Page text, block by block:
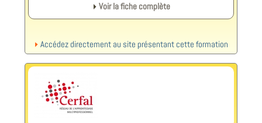
Voir la fiche complète
Accédez directement au site présentant cette formation